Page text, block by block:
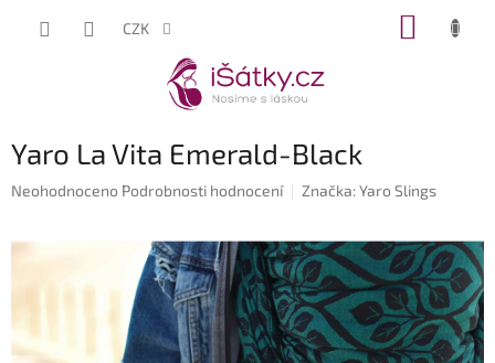
CZK
Yaro La Vita Emerald-Black
Průměrné
hvězdiček.
Neohodnoceno Podrobnosti hodnocení Značka:Yaro Slings